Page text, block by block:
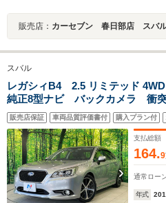
販売店： カーセブン 春日部店 スバ
スバル
レガシィB4 2.5 リミテッド
純正8型ナビ バックカメラ 衝
煙車 レーダークルーズ レザ
ーセンサー スマートキー LED
脱警報
販売店保証 車両品質評価書付 購入プラン付
支払総額
164.9
通常ロー
年式